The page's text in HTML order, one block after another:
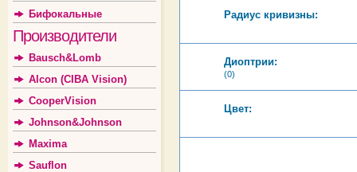
Бифокальные
Производители
Bausch&Lomb
Alcon (CIBA Vision)
CooperVision
Johnson&Johnson
Maxima
Sauflon
Радиус кривизны:
Диоптрии:
(0)
Цвет: